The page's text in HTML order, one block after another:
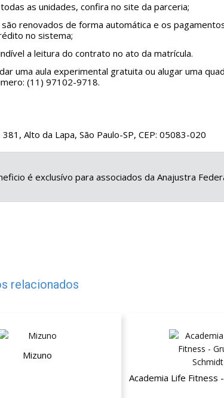
as unidades, confira no site da parceria;
são renovados de forma automática e os
no sistema;
a leitura do contrato no ato da matrícula.
uma aula experimental gratuita ou alugar uma
(11) 97102-9718.
381, Alto da Lapa, São Paulo-SP, CEP: 05083-020
é exclusívo para associados da Anajustra
relacionados
Mizuno
Academia Life Fitness